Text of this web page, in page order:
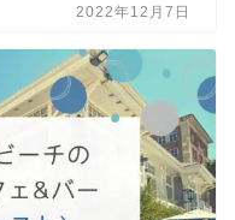
2022年12月7日